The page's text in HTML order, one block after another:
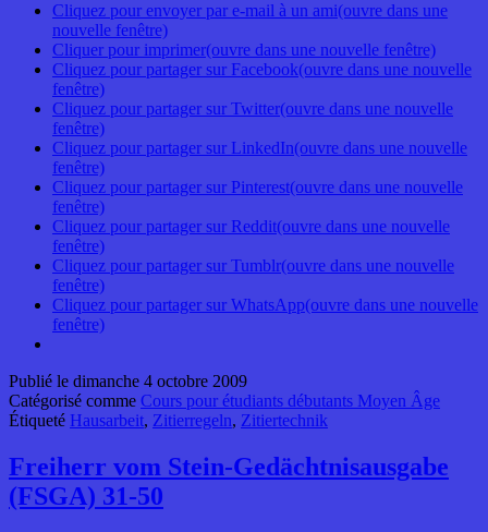
Cliquez pour envoyer par e-mail à un ami(ouvre dans une
nouvelle fenêtre)
Cliquer pour imprimer(ouvre dans une nouvelle fenêtre)
Cliquez pour partager sur Facebook(ouvre dans une nouvelle
fenêtre)
Cliquez pour partager sur Twitter(ouvre dans une nouvelle
fenêtre)
Cliquez pour partager sur LinkedIn(ouvre dans une nouvelle
fenêtre)
Cliquez pour partager sur Pinterest(ouvre dans une nouvelle
fenêtre)
Cliquez pour partager sur Reddit(ouvre dans une nouvelle
fenêtre)
Cliquez pour partager sur Tumblr(ouvre dans une nouvelle
fenêtre)
Cliquez pour partager sur WhatsApp(ouvre dans une nouvelle
fenêtre)
Publié le dimanche 4 octobre 2009
Catégorisé comme Cours pour étudiants débutants Moyen Âge
Étiqueté Hausarbeit, Zitierregeln, Zitiertechnik
Freiherr vom Stein-Gedächtnisausgabe
(FSGA) 31-50